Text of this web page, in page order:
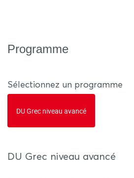
Programme
Sélectionnez un programme
DU Grec niveau avancé
DU Grec niveau avancé